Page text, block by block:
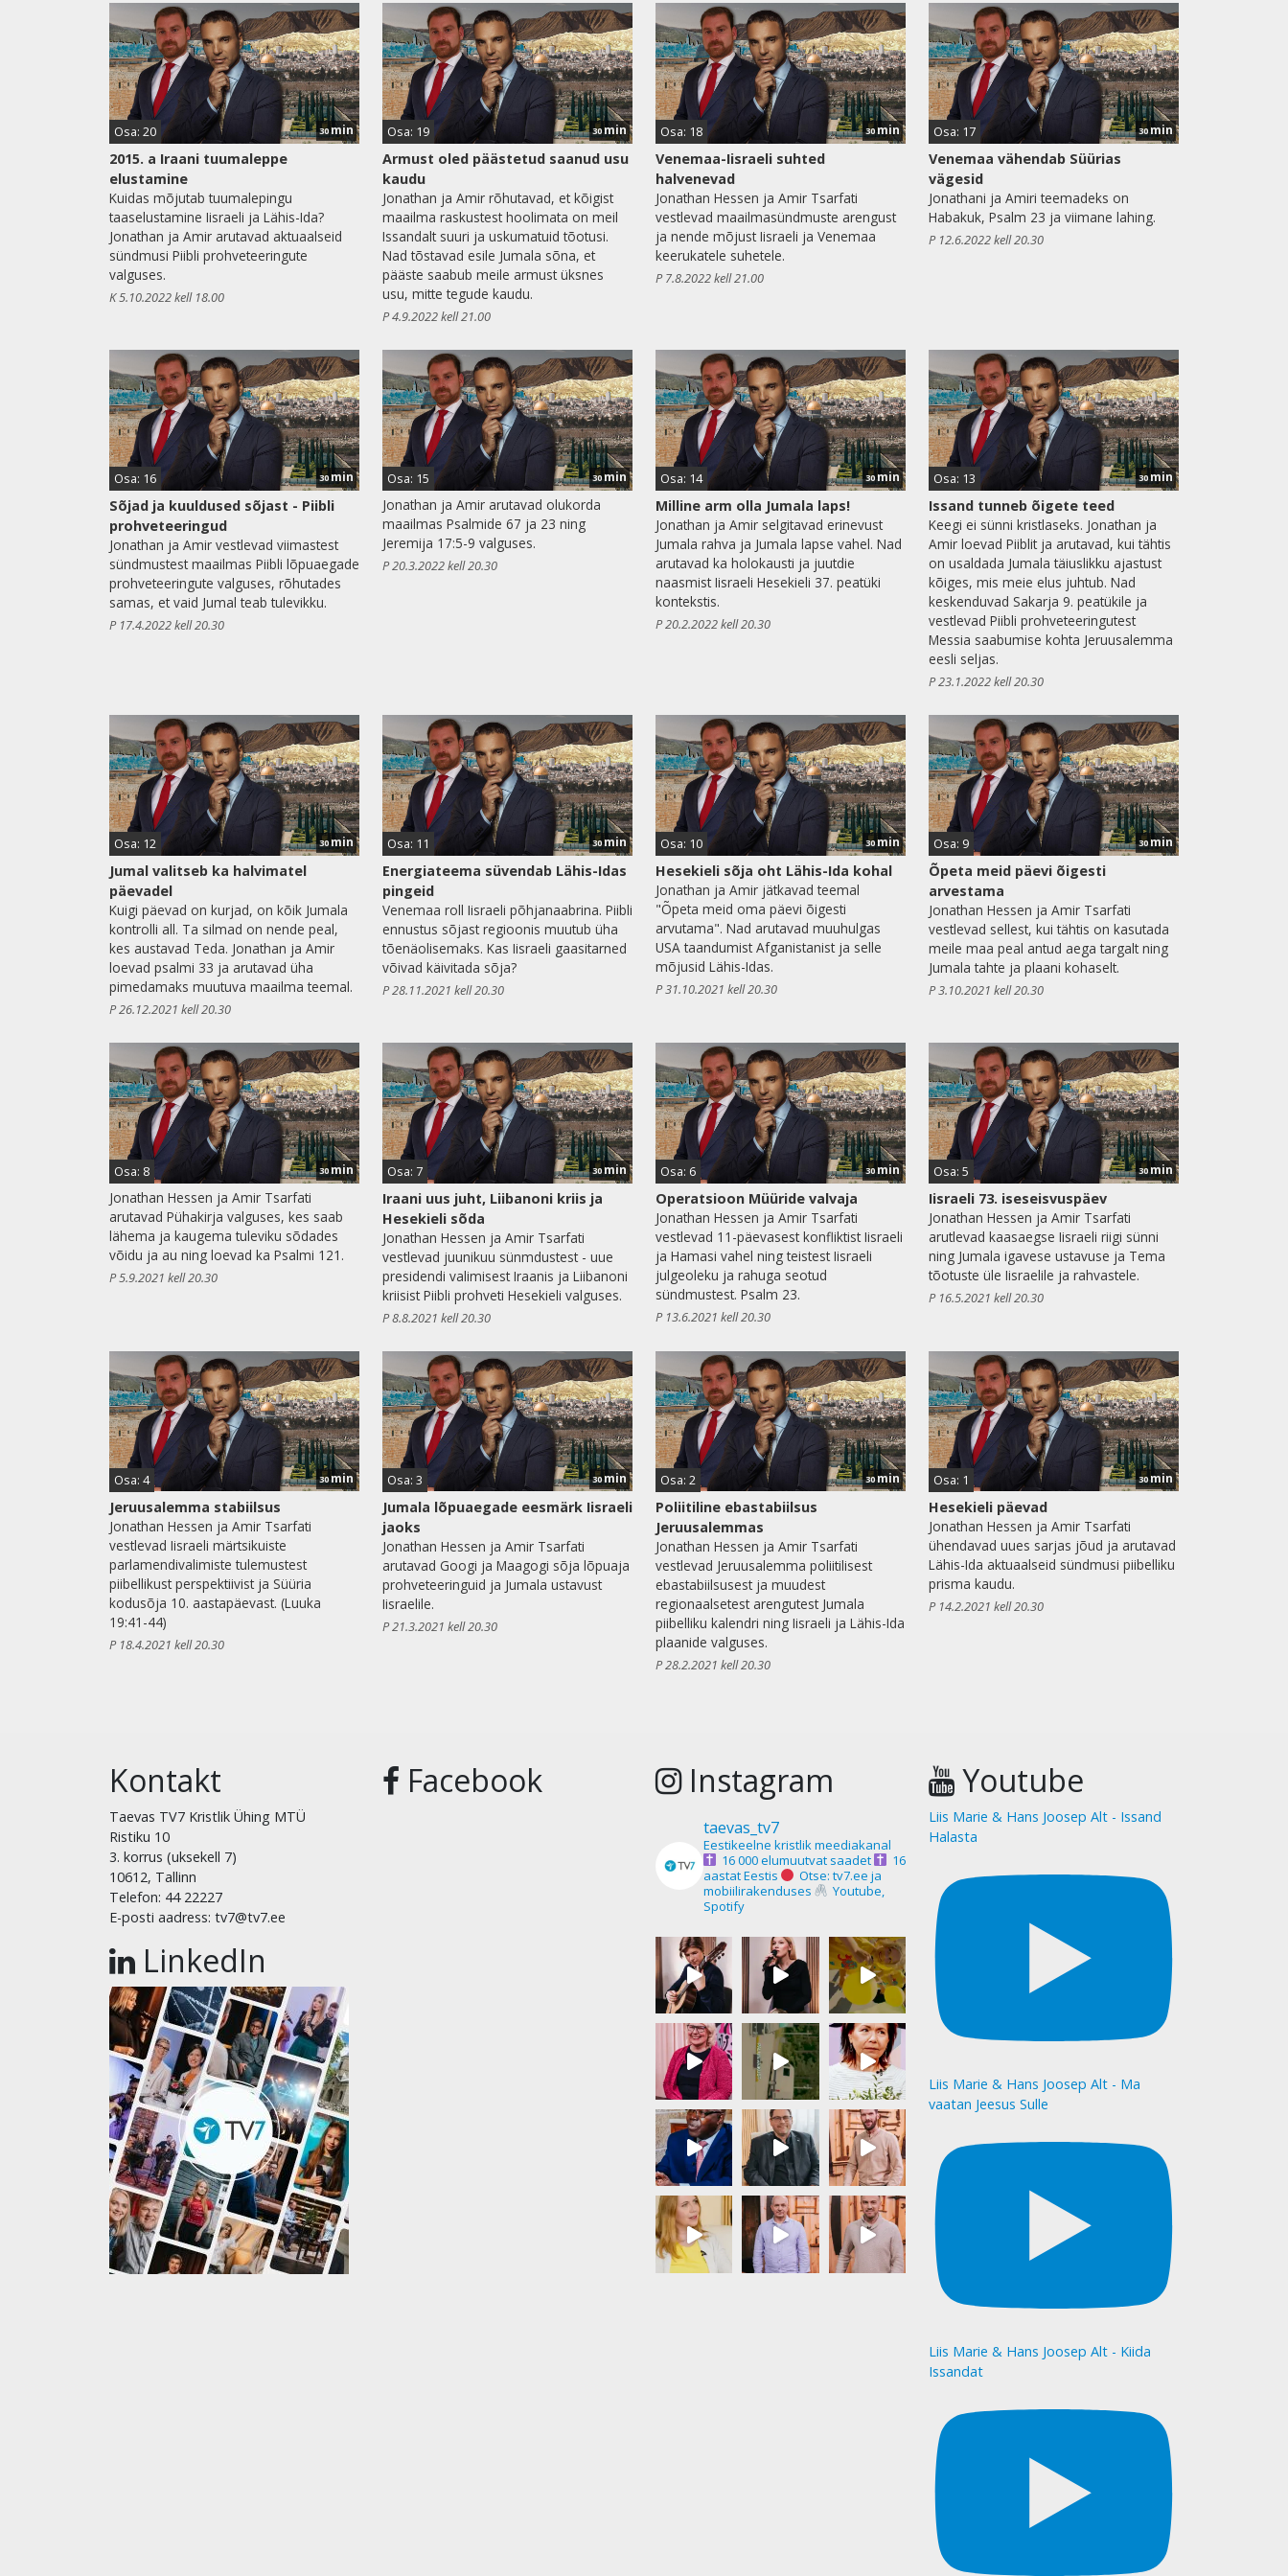
Osa: 20 30min
2015. a Iraani tuumaleppe
elustamine
Kuidas mõjutab tuumalepingu
taaselustamine Iisraeli ja Lähis-Ida?
Jonathan ja Amir arutavad aktuaalseid
sündmusi Piibli prohveteeringute
valguses.
K 5.10.2022 kell 18.00
Osa: 19 30min
Armust oled päästetud saanud usu
kaudu
Jonathan ja Amir rõhutavad, et kõigist
maailma raskustest hoolimata on meil
Issandalt suuri ja uskumatuid tõotusi.
Nad tõstavad esile Jumala sõna, et
pääste saabub meile armust üksnes
usu, mitte tegude kaudu.
P 4.9.2022 kell 21.00
Osa: 18 30min
Venemaa-Iisraeli suhted
halvenevad
Jonathan Hessen ja Amir Tsarfati
vestlevad maailmasündmuste arengust
ja nende mõjust Iisraeli ja Venemaa
keerukatele suhetele.
P 7.8.2022 kell 21.00
Osa: 17 30min
Venemaa vähendab Süürias
vägesid
Jonathani ja Amiri teemadeks on
Habakuk, Psalm 23 ja viimane lahing.
P 12.6.2022 kell 20.30
Osa: 16 30min
Sõjad ja kuuldused sõjast - Piibli
prohveteeringud
Jonathan ja Amir vestlevad viimastest
sündmustest maailmas Piibli lõpuaegade
prohveteeringute valguses, rõhutades
samas, et vaid Jumal teab tulevikku.
P 17.4.2022 kell 20.30
Osa: 15 30min
Jonathan ja Amir arutavad olukorda
maailmas Psalmide 67 ja 23 ning
Jeremija 17:5-9 valguses.
P 20.3.2022 kell 20.30
Osa: 14 30min
Milline arm olla Jumala laps!
Jonathan ja Amir selgitavad erinevust
Jumala rahva ja Jumala lapse vahel. Nad
arutavad ka holokausti ja juutdie
naasmist Iisraeli Hesekieli 37. peatüki
kontekstis.
P 20.2.2022 kell 20.30
Osa: 13 30min
Issand tunneb õigete teed
Keegi ei sünni kristlaseks. Jonathan ja
Amir loevad Piiblit ja arutavad, kui tähtis
on usaldada Jumala täiuslikku ajastust
kõiges, mis meie elus juhtub. Nad
keskenduvad Sakarja 9. peatükile ja
vestlevad Piibli prohveteeringutest
Messia saabumise kohta Jeruusalemma
eesli seljas.
P 23.1.2022 kell 20.30
Osa: 12 30min
Jumal valitseb ka halvimatel
päevadel
Kuigi päevad on kurjad, on kõik Jumala
kontrolli all. Ta silmad on nende peal,
kes austavad Teda. Jonathan ja Amir
loevad psalmi 33 ja arutavad üha
pimedamaks muutuva maailma teemal.
P 26.12.2021 kell 20.30
Osa: 11 30min
Energiateema süvendab Lähis-Idas
pingeid
Venemaa roll Iisraeli põhjanaabrina. Piibli
ennustus sõjast regioonis muutub üha
tõenäolisemaks. Kas Iisraeli gaasitarned
võivad käivitada sõja?
P 28.11.2021 kell 20.30
Osa: 10 30min
Hesekieli sõja oht Lähis-Ida kohal
Jonathan ja Amir jätkavad teemal
"Õpeta meid oma päevi õigesti
arvutama". Nad arutavad muuhulgas
USA taandumist Afganistanist ja selle
mõjusid Lähis-Idas.
P 31.10.2021 kell 20.30
Osa: 9 30min
Õpeta meid päevi õigesti
arvestama
Jonathan Hessen ja Amir Tsarfati
vestlevad sellest, kui tähtis on kasutada
meile maa peal antud aega targalt ning
Jumala tahte ja plaani kohaselt.
P 3.10.2021 kell 20.30
Osa: 8 30min
Jonathan Hessen ja Amir Tsarfati
arutavad Pühakirja valguses, kes saab
lähema ja kaugema tuleviku sõdades
võidu ja au ning loevad ka Psalmi 121.
P 5.9.2021 kell 20.30
Osa: 7 30min
Iraani uus juht, Liibanoni kriis ja
Hesekieli sõda
Jonathan Hessen ja Amir Tsarfati
vestlevad juunikuu sünmdustest - uue
presidendi valimisest Iraanis ja Liibanoni
kriisist Piibli prohveti Hesekieli valguses.
P 8.8.2021 kell 20.30
Osa: 6 30min
Operatsioon Müüride valvaja
Jonathan Hessen ja Amir Tsarfati
vestlevad 11-päevasest konfliktist Iisraeli
ja Hamasi vahel ning teistest Iisraeli
julgeoleku ja rahuga seotud
sündmustest. Psalm 23.
P 13.6.2021 kell 20.30
Osa: 5 30min
Iisraeli 73. iseseisvuspäev
Jonathan Hessen ja Amir Tsarfati
arutlevad kaasaegse Iisraeli riigi sünni
ning Jumala igavese ustavuse ja Tema
tõotuste üle Iisraelile ja rahvastele.
P 16.5.2021 kell 20.30
Osa: 4 30min
Jeruusalemma stabiilsus
Jonathan Hessen ja Amir Tsarfati
vestlevad Iisraeli märtsikuiste
parlamendivalimiste tulemustest
piibellikust perspektiivist ja Süüria
kodusõja 10. aastapäevast. (Luuka
19:41-44)
P 18.4.2021 kell 20.30
Osa: 3 30min
Jumala lõpuaegade eesmärk Iisraeli
jaoks
Jonathan Hessen ja Amir Tsarfati
arutavad Googi ja Maagogi sõja lõpuaja
prohveteeringuid ja Jumala ustavust
Iisraelile.
P 21.3.2021 kell 20.30
Osa: 2 30min
Poliitiline ebastabiilsus
Jeruusalemmas
Jonathan Hessen ja Amir Tsarfati
vestlevad Jeruusalemma poliitilisest
ebastabiilsusest ja muudest
regionaalsetest arengutest Jumala
piibelliku kalendri ning Iisraeli ja Lähis-Ida
plaanide valguses.
P 28.2.2021 kell 20.30
Osa: 1 30min
Hesekieli päevad
Jonathan Hessen ja Amir Tsarfati
ühendavad uues sarjas jõud ja arutavad
Lähis-Ida aktuaalseid sündmusi piibelliku
prisma kaudu.
P 14.2.2021 kell 20.30
Kontakt
Taevas TV7 Kristlik Ühing MTÜ
Ristiku 10
3. korrus (uksekell 7)
10612, Tallinn
Telefon: 44 22227
E-posti aadress: tv7@tv7.ee
LinkedIn
Facebook Instagram
taevas_tv7
Eestikeelne kristlik meediakanal
16 000 elumuutvat saadet
16
aastat Eestis
Otse: tv7.ee ja
mobiilirakenduses
Youtube,
Spotify
Youtube
Liis Marie & Hans Joosep Alt - Issand
Halasta
Liis Marie & Hans Joosep Alt - Ma
vaatan Jeesus Sulle
Liis Marie & Hans Joosep Alt - Kiida
Issandat